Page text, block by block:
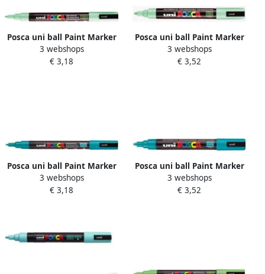
Posca uni ball Paint Marker
op waterbasis PC 3M
lichtgroen
3 webshops
€ 3,18
Posca uni ball Paint Marker
op waterbasis PC 5M
lichtgroen
3 webshops
€ 3,52
Posca uni ball Paint Marker
op waterbasis PC 3M
smaragdgroen
3 webshops
€ 3,18
Posca uni ball Paint Marker
op waterbasis PC 5M
emeraldgroen
3 webshops
€ 3,52